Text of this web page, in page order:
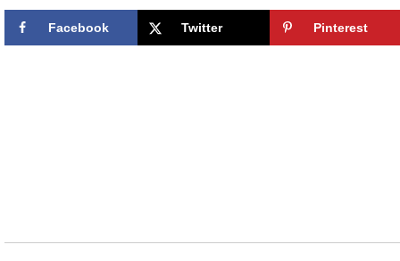
Facebook Twitter Pinterest